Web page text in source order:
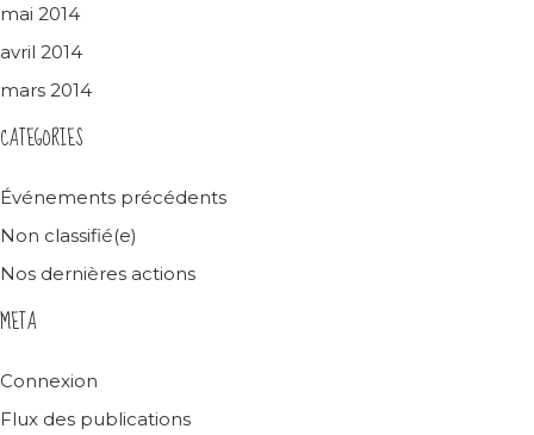
mai 2014
avril 2014
mars 2014
CATEGORIES
Événements précédents
Non classifié(e)
Nos dernières actions
META
Connexion
Flux des publications